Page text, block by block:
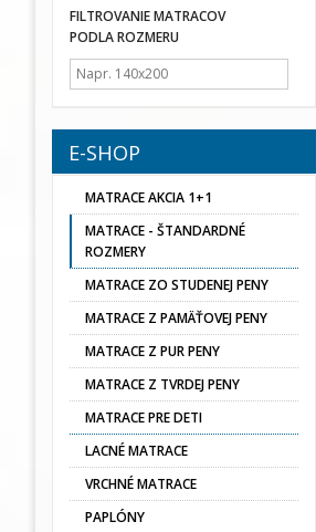
FILTROVANIE MATRACOV
PODLA ROZMERU
E-SHOP
MATRACE AKCIA 1+1
MATRACE - ŠTANDARDNÉ
ROZMERY
MATRACE ZO STUDENEJ PENY
MATRACE Z PAMÄŤOVEJ PENY
MATRACE Z PUR PENY
MATRACE Z TVRDEJ PENY
MATRACE PRE DETI
LACNÉ MATRACE
VRCHNÉ MATRACE
PAPLÓNY